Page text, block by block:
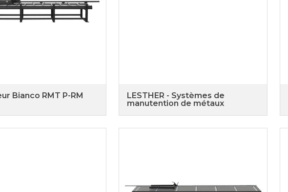
Bianco RMT P-RM
LESTHER - Systèmes de
manutention de métaux